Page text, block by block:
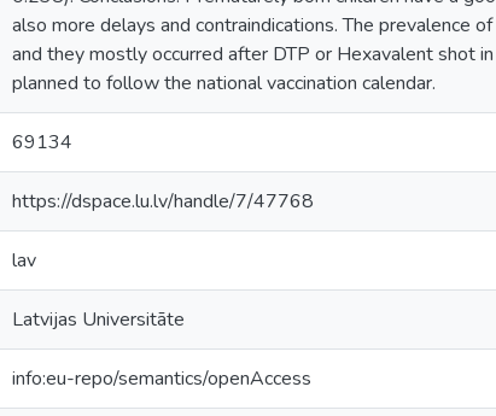
also more delays and contraindications. The prevalence
and they mostly occurred after DTP or Hexavalent shot
planned to follow the national vaccination calendar.
69134
https://dspace.lu.lv/handle/7/47768
lav
Latvijas Universitāte
info:eu-repo/semantics/openAccess